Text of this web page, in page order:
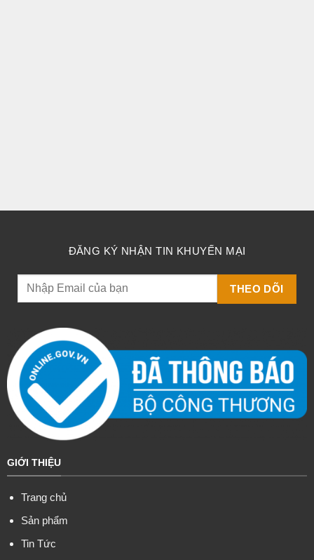
ĐĂNG KÝ NHẬN TIN KHUYẾN MẠI
GIỚI THIỆU
Trang chủ
Sản phẩm
Tin Tức